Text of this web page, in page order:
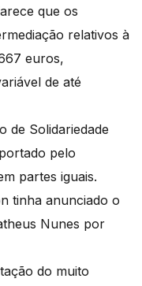
que os
relativos à
euros,
de até
de Solidariedade
pelo
partes iguais.
tinha anunciado o
Nunes por
do muito